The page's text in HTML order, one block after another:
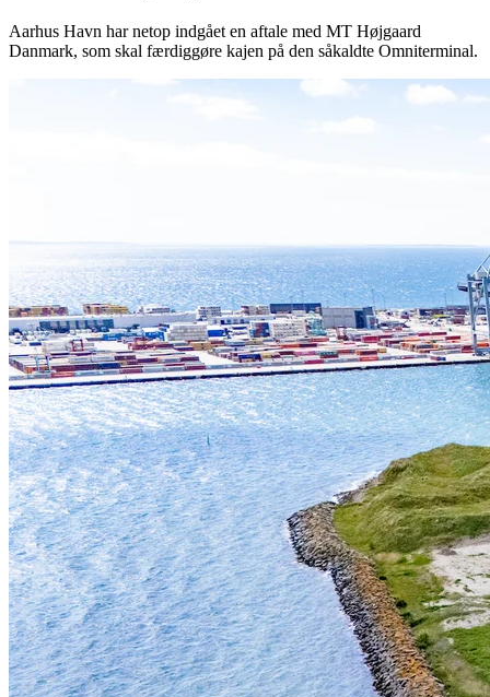
Aarhus Havn har netop indgået en aftale med MT Højgaard
Danmark, som skal færdiggøre kajen på den såkaldte Omniterminal.